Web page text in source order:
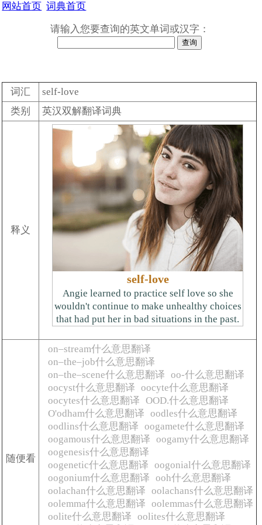
网站首页 词典首页
请输入您要查询的英文单词或汉字：
词汇
self-love
类别
英汉双解翻译词典
释义
self-love
Angie learned to practice self love so she
wouldn't continue to make unhealthy choices
that had put her in bad situations in the past.
随便看
on–stream什么意思翻译
on–the–job什么意思翻译
on–the–scene什么意思翻译 oo-什么意思翻译
oocyst什么意思翻译 oocyte什么意思翻译
oocytes什么意思翻译 OOD.什么意思翻译
O'odham什么意思翻译 oodles什么意思翻译
oodlins什么意思翻译 oogamete什么意思翻译
oogamous什么意思翻译 oogamy什么意思翻译
oogenesis什么意思翻译
oogenetic什么意思翻译 oogonial什么意思翻译
oogonium什么意思翻译 ooh什么意思翻译
oolachan什么意思翻译 oolachans什么意思翻译
oolemma什么意思翻译 oolemmas什么意思翻译
oolite什么意思翻译 oolites什么意思翻译